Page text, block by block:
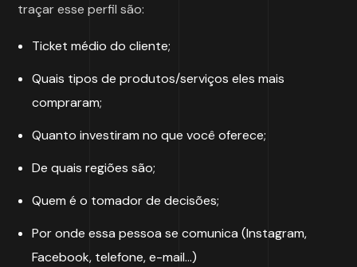
traçar esse perfil são:
Ticket médio do cliente;
Quais tipos de produtos/serviços eles mais
compraram;
Quanto investiram no que você oferece;
De quais regiões são;
Quem é o tomador de decisões;
Por onde essa pessoa se comunica (Instagram,
Facebook, telefone, e-mail…)